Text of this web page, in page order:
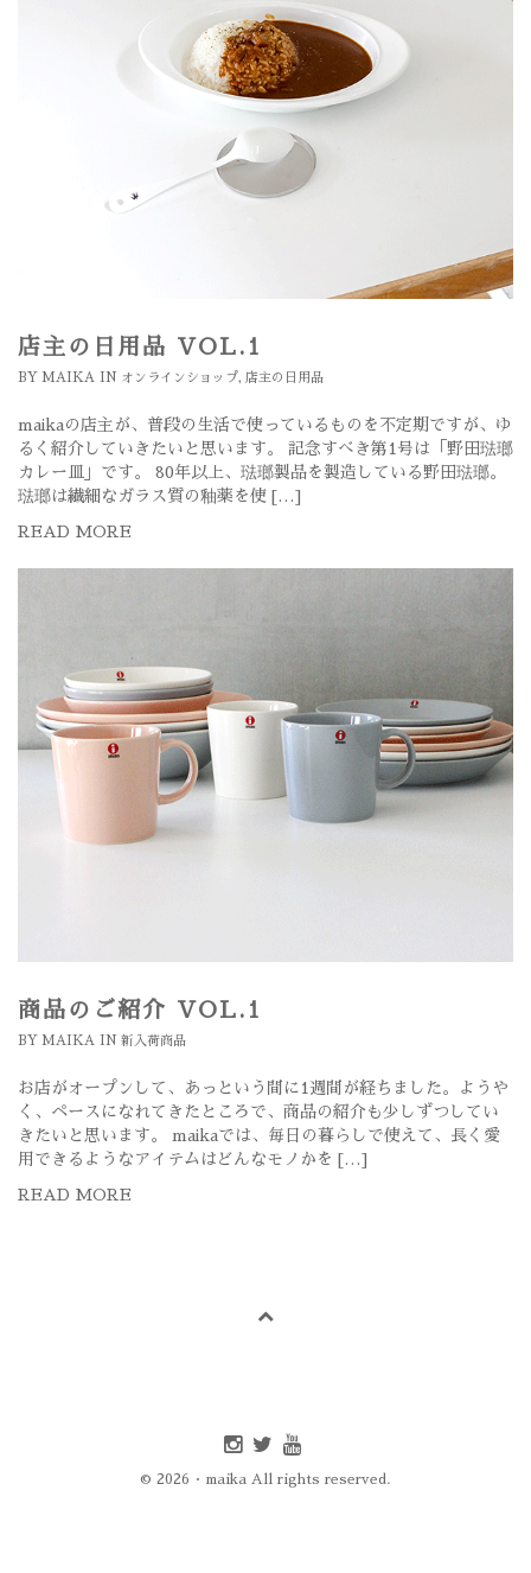
店主の日用品 VOL.1
BY MAIKA IN オンラインショップ, 店主の日用品
maikaの店主が、普段の生活で使っているものを不定期ですが、ゆ
るく紹介していきたいと思います。 記念すべき第1号は「野田琺瑯
カレー皿」です。 80年以上、琺瑯製品を製造している野田琺瑯。
琺瑯は繊細なガラス質の釉薬を使 […]
READ MORE
商品のご紹介 VOL.1
BY MAIKA IN 新入荷商品
お店がオープンして、あっという間に1週間が経ちました。ようや
く、ペースになれてきたところで、商品の紹介も少しずつしてい
きたいと思います。 maikaでは、毎日の暮らしで使えて、長く愛
用できるようなアイテムはどんなモノかを […]
READ MORE
Instagram
twitteryoutube
© 2026 · maika All rights reserved.